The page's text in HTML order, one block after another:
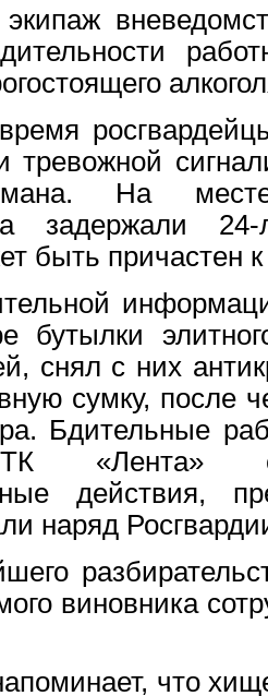
тревожной
На
задержали
быть причастен
бутылки
снял с них
сумку, после
Бдительные
«Лента»
действия,
наряд
виновника
что